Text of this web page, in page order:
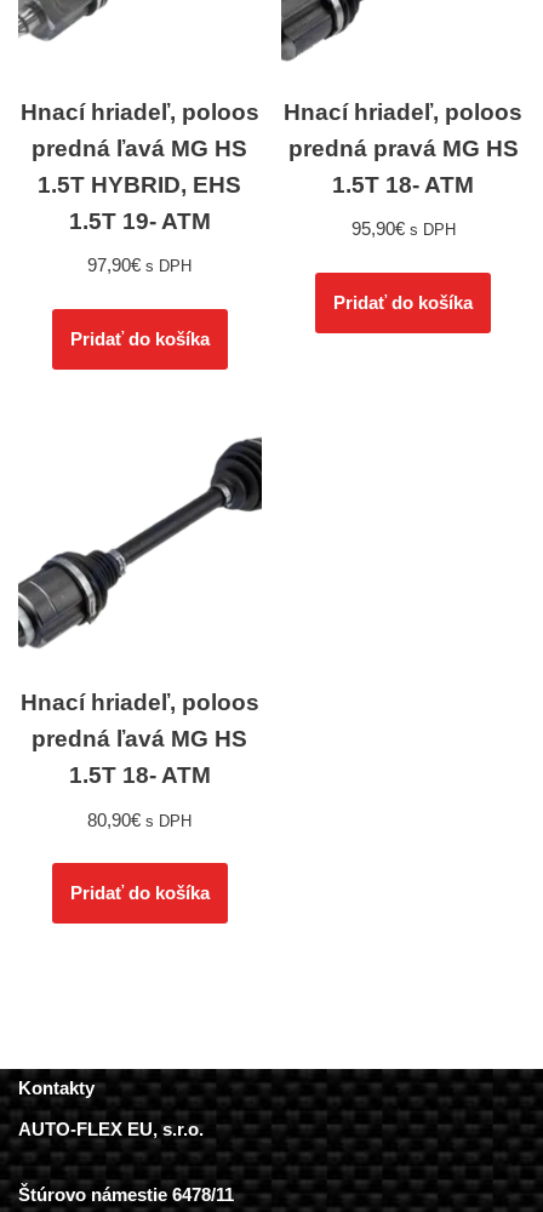
Hnací hriadeľ, poloos
predná ľavá MG HS
1.5T HYBRID, EHS
1.5T 19- ATM
97,90€ s DPH
Pridať do košíka
Hnací hriadeľ, poloos
predná pravá MG HS
1.5T 18- ATM
95,90€ s DPH
Pridať do košíka
Hnací hriadeľ, poloos
predná ľavá MG HS
1.5T 18- ATM
80,90€ s DPH
Pridať do košíka
Kontakty
AUTO-FLEX EU, s.r.o.
Štúrovo námestie 6478/11